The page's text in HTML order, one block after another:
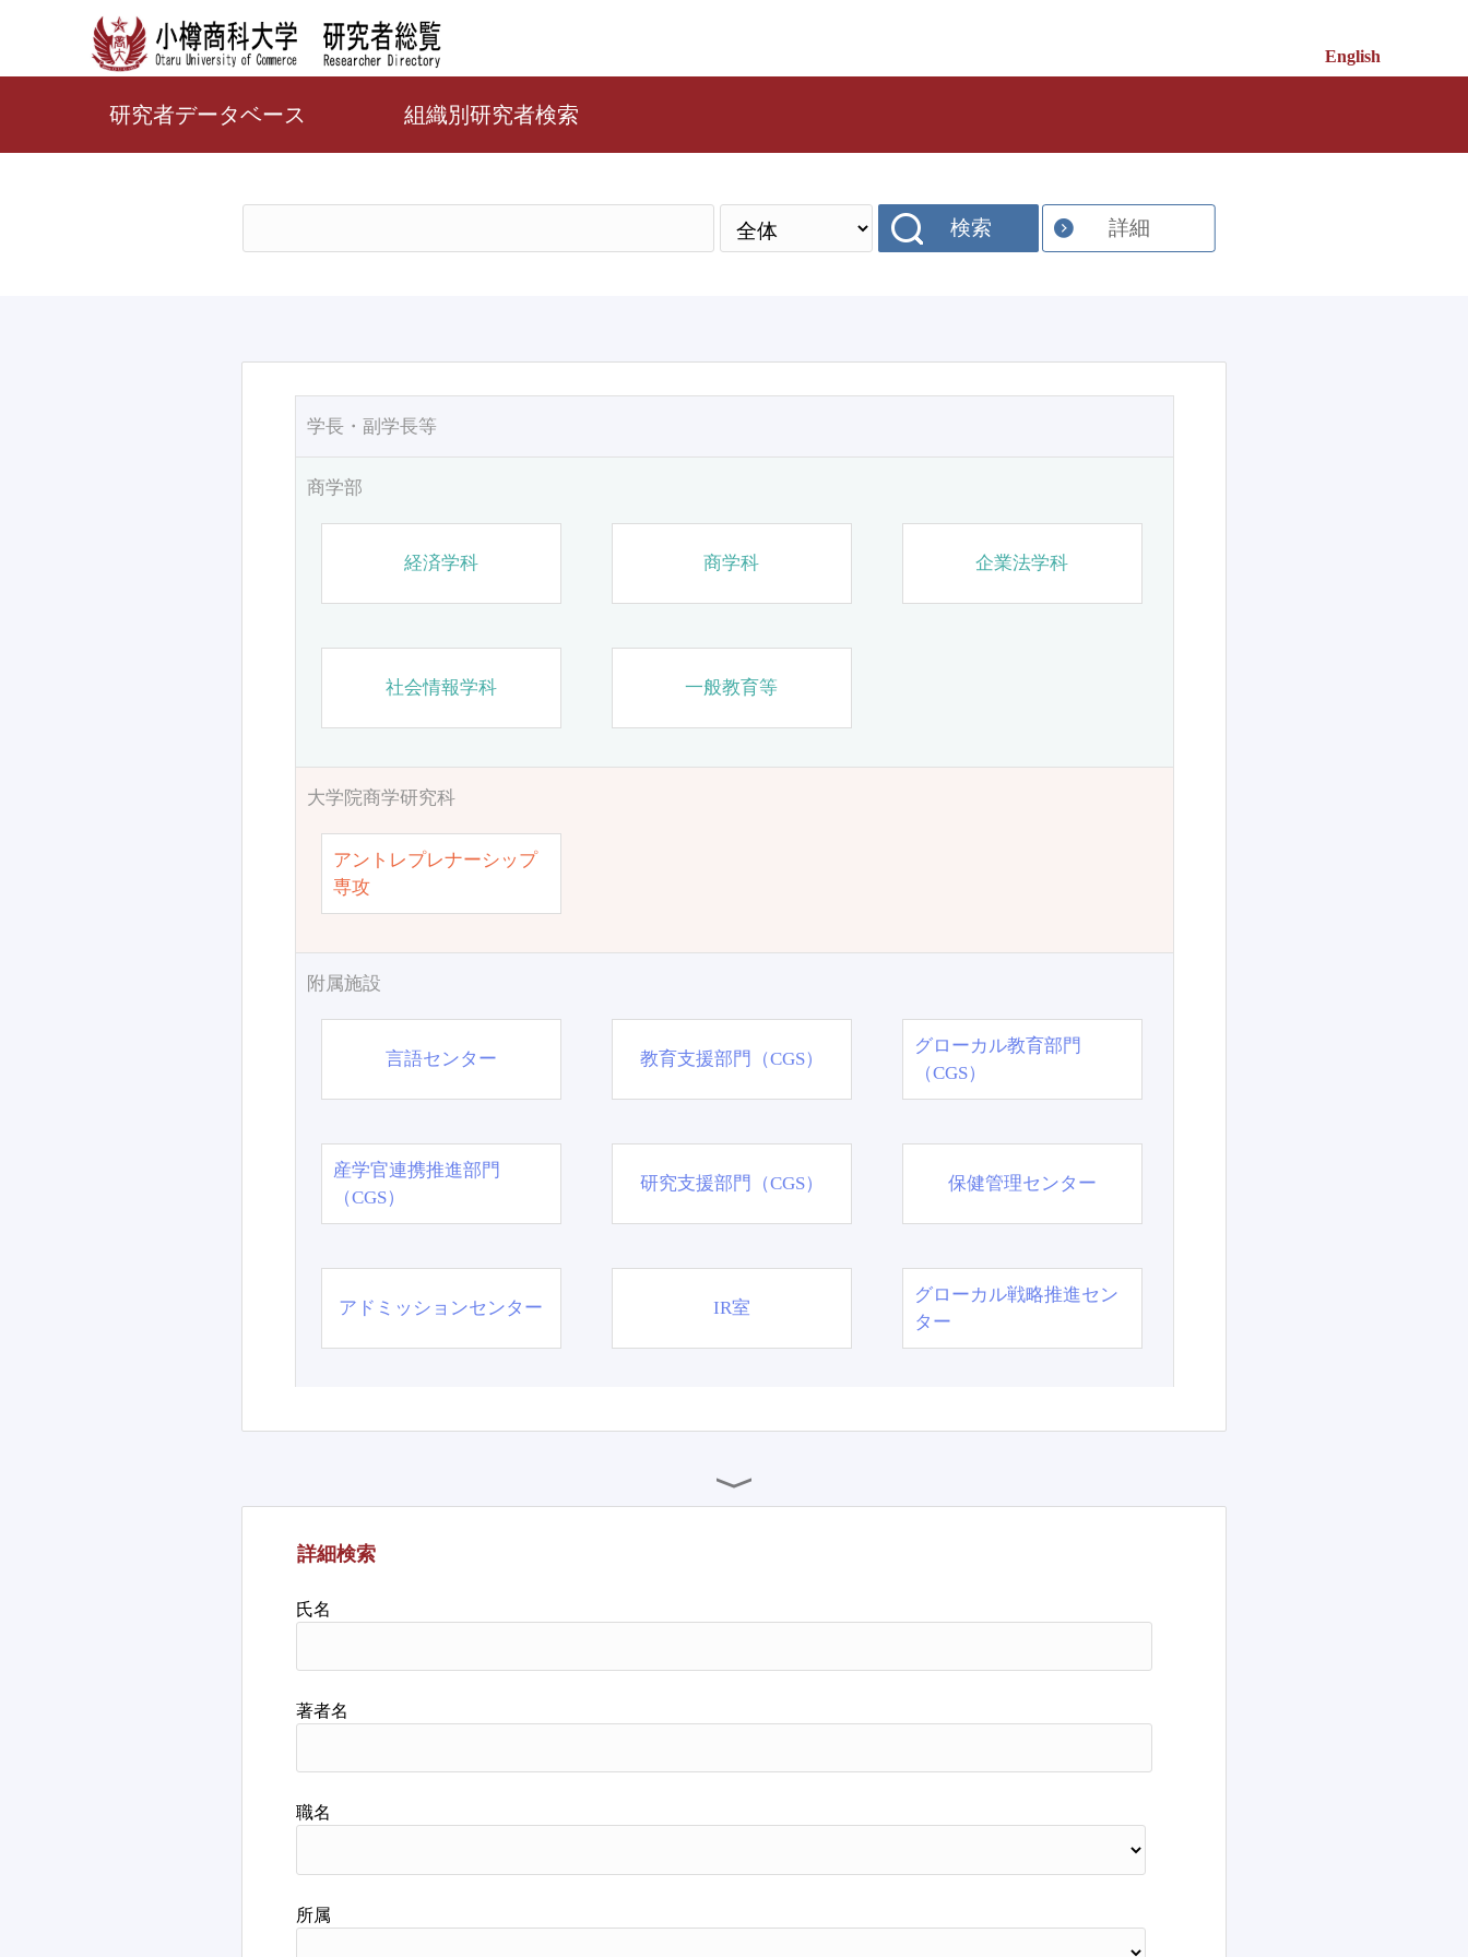
English
研究者データベース 組織別研究者検索
検索 詳細
学長・副学長等
商学部
経済学科 商学科 企業法学科
社会情報学科 一般教育等
大学院商学研究科
アントレプレナーシップ
専攻
附属施設
言語センター 教育支援部門（CGS）
グローカル教育部門
（CGS）
産学官連携推進部門
（CGS）
研究支援部門（CGS） 保健管理センター
アドミッションセンター IR室
グローカル戦略推進セン
ター
詳細検索
氏名
著者名
職名
所属